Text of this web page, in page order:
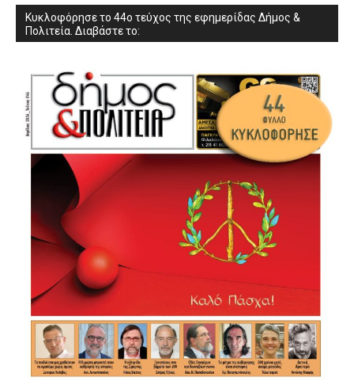
Κυκλοφόρησε το 44ο τεύχος της εφημερίδας Δήμος &
Πολιτεία. Διαβάστε το: